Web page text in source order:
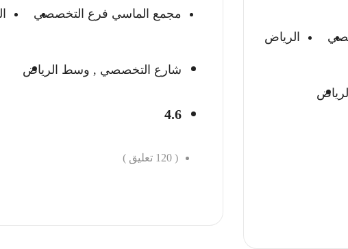
الرياض
مجمع الماسي فرع التخصصي
شارع التخصصي , وسط الرياض
4.6
(
120 تعليق )